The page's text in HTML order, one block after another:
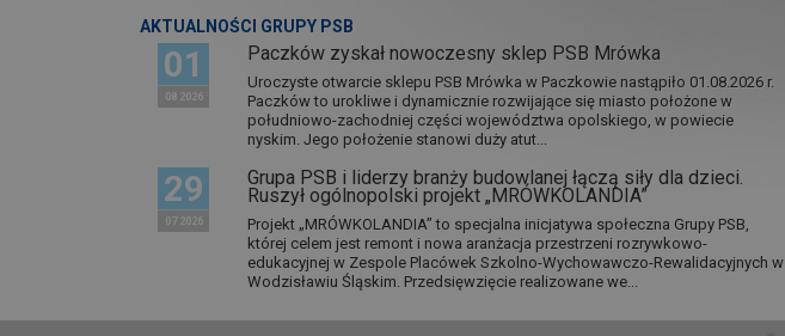
AKTUALNOŚCI GRUPY PSB
01
08 2026
Paczków zyskał nowoczesny sklep PSB Mrówka
Uroczyste otwarcie sklepu PSB Mrówka w Paczkowie nastąpiło 01.08.2026 r.
Paczków to urokliwe i dynamicznie rozwijające się miasto położone w
południowo-zachodniej części województwa opolskiego, w powiecie
nyskim. Jego położenie stanowi duży atut...
29
07 2026
Grupa PSB i liderzy branży budowlanej łączą siły dla dzieci.
Ruszył ogólnopolski projekt „MRÓWKOLANDIA”
Projekt „MRÓWKOLANDIA” to specjalna inicjatywa społeczna Grupy PSB,
której celem jest remont i nowa aranżacja przestrzeni rozrywkowo-
edukacyjnej w Zespole Placówek Szkolno-Wychowawczo-Rewalidacyjnych w
Wodzisławiu Śląskim. Przedsięwzięcie realizowane we...